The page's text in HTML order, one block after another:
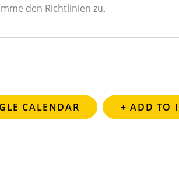
den Richtlinien zu.
CALENDAR + ADD TO